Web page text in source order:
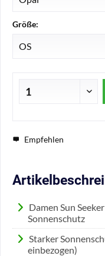
Größe:
Empfehlen
Damen Sun
Sonnenschutz
Starker
einbezogen)